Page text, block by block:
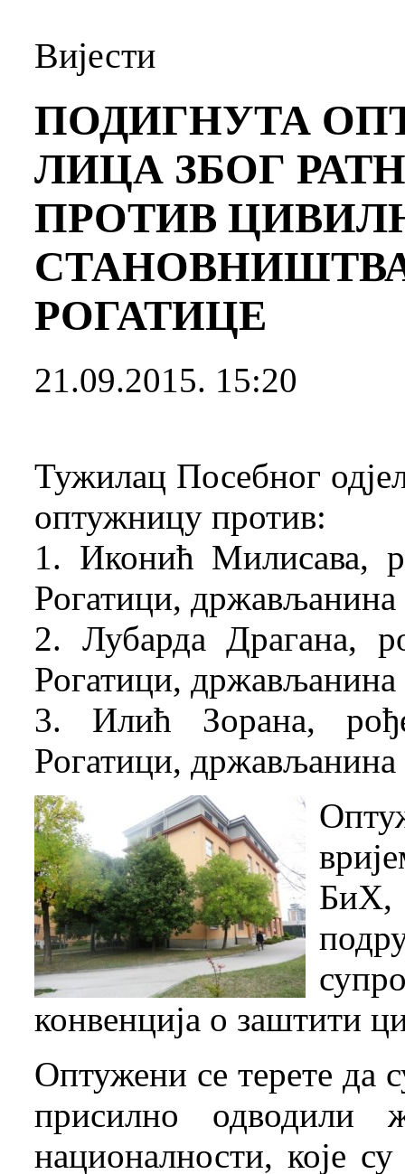
Вијести
ПОДИГНУТА
ЛИЦА ЗБОГ
ПРОТИВ
РОГАТИЦЕ
21.09.2015. 15:20
Тужилац Посебног
оптужницу против:
1. Иконић Милисава,
Рогатици,
2. Лубарда Драгана,
Рогатици,
3. Илић Зорана,
Рогатици,
конвенција о заштити
Оптужени се терете да
присилно одводили
националности, које